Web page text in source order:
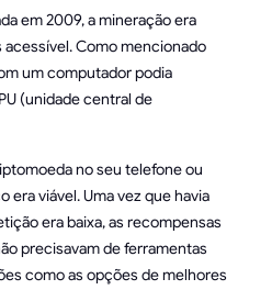
em 2009, a mineração era
Como mencionado
um computador podia
(unidade central de
no seu telefone ou
era viável. Uma vez que havia
era baixa, as recompensas
precisavam de ferramentas
como as opções de melhores